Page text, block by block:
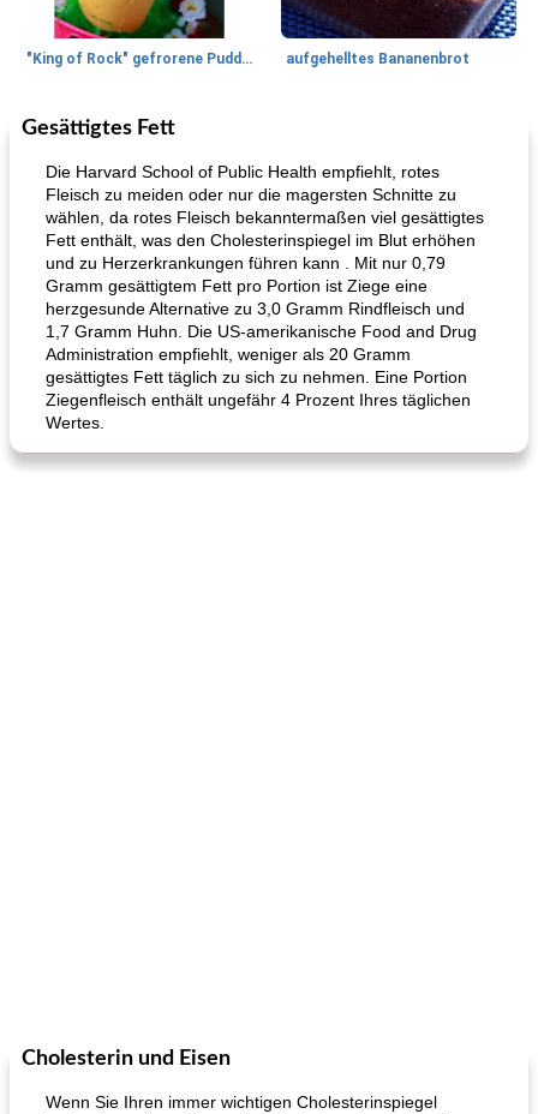
"King of Rock" gefrorene Pudding Pops aufgehelltes Bananenbrot
Mittagessen / Snacks
Hühnchen, Süßkartoffelsuppe
Gesättigtes Fett
Die Harvard School of Public Health empfiehlt, rotes
Fleisch zu meiden oder nur die magersten Schnitte zu
wählen, da rotes Fleisch bekanntermaßen viel gesättigtes
Fett enthält, was den Cholesterinspiegel im Blut erhöhen
und zu Herzerkrankungen führen kann . Mit nur 0,79
Gramm gesättigtem Fett pro Portion ist Ziege eine
herzgesunde Alternative zu 3,0 Gramm Rindfleisch und
1,7 Gramm Huhn. Die US-amerikanische Food and Drug
Administration empfiehlt, weniger als 20 Gramm
gesättigtes Fett täglich zu sich zu nehmen. Eine Portion
Ziegenfleisch enthält ungefähr 4 Prozent Ihres täglichen
Wertes.
Cholesterin und Eisen
Wenn Sie Ihren immer wichtigen Cholesterinspiegel